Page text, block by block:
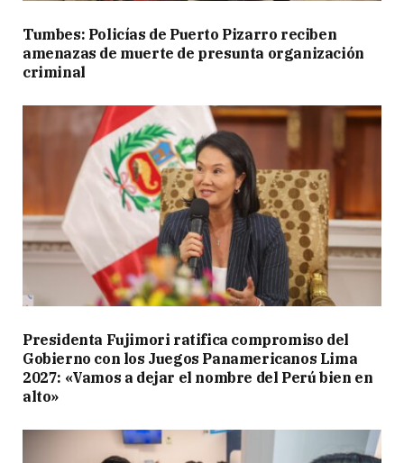
Tumbes: Policías de Puerto Pizarro reciben
amenazas de muerte de presunta organización
criminal
Presidenta Fujimori ratifica compromiso del
Gobierno con los Juegos Panamericanos Lima
2027: «Vamos a dejar el nombre del Perú bien en
alto»